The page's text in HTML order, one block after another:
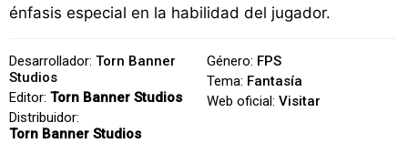
énfasis especial en la habilidad del jugador.
Desarrollador: Torn Banner
Studios
Editor: Torn Banner Studios
Distribuidor:
Torn Banner Studios
Género: FPS
Tema: Fantasía
Web oficial: Visitar